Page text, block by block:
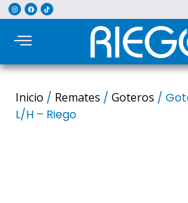
Inicio / Remates /Goteros /
L/H – Riego